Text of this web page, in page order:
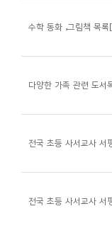
수학 동화 ,그림책 목록
다양한 가족 관련 도서
전국 초등 사서교사 서
전국 초등 사서교사 서